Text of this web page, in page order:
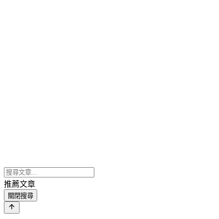
推薦文章
關閉搜尋